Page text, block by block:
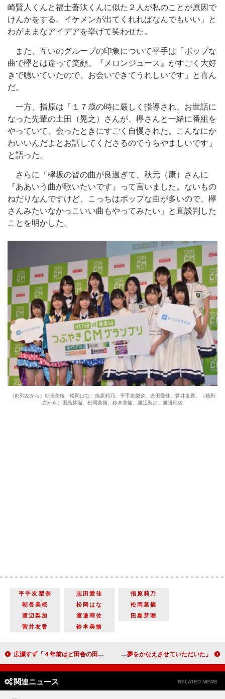
崎賢人くんと福士蒼汰くんに似た２人が私のことが原因で
けんかをする。イケメンが出てくれればなんでもいい」と
わがままなアイデアを挙げて笑わせた。
また、互いのグループの印象について平手は「ポップな
曲で欅とは違って笑顔。『メロンジュース』がすごく大好
きで聴いていたので、お会いできてうれしいです」と喜ん
だ。
一方、指原は「１７歳の時に厳しく指導され、お世話に
なった先輩の土田（晃之）さんが、欅さんと一緒に番組を
やっていて、会ったときにすごく自慢された。こんなにか
わいいんだよとお話してくださるのでうらやましいです」
と語った。
さらに「欅坂の皆の曲が良過ぎて、秋元（康）さんに
『ああいう曲が歌いたいです』って言いました。ないもの
ねだりなんですけど、こっちはポップな曲が多いので、欅
さんみたいなかっこいい曲もやってみたい」と直談判した
ことを明かした。
（前列左から）朝長美桜、松岡はな、指原莉乃、平手友梨奈、志田愛佳、菅井友香、（後列
左から）田島芽瑠、松岡菜摘、鈴本美愉、渡辺梨加、渡邉理佐
平手友梨奈 志田愛佳
指原莉乃
朝長美桜
松岡はな
松岡菜摘
渡辺梨加
渡邉理佐
田島芽瑠
菅井友香
鈴本美愉
広瀬すず「４年前はど田舎の田舎っぺ」 モデルや女優業は「嫌だなと思っていた」 藤ヶ谷太輔、ベストジーニストの“殿堂入り” 「皆さんに夢をかなえさせていただいた」
関連ニュース RELATED NEWS